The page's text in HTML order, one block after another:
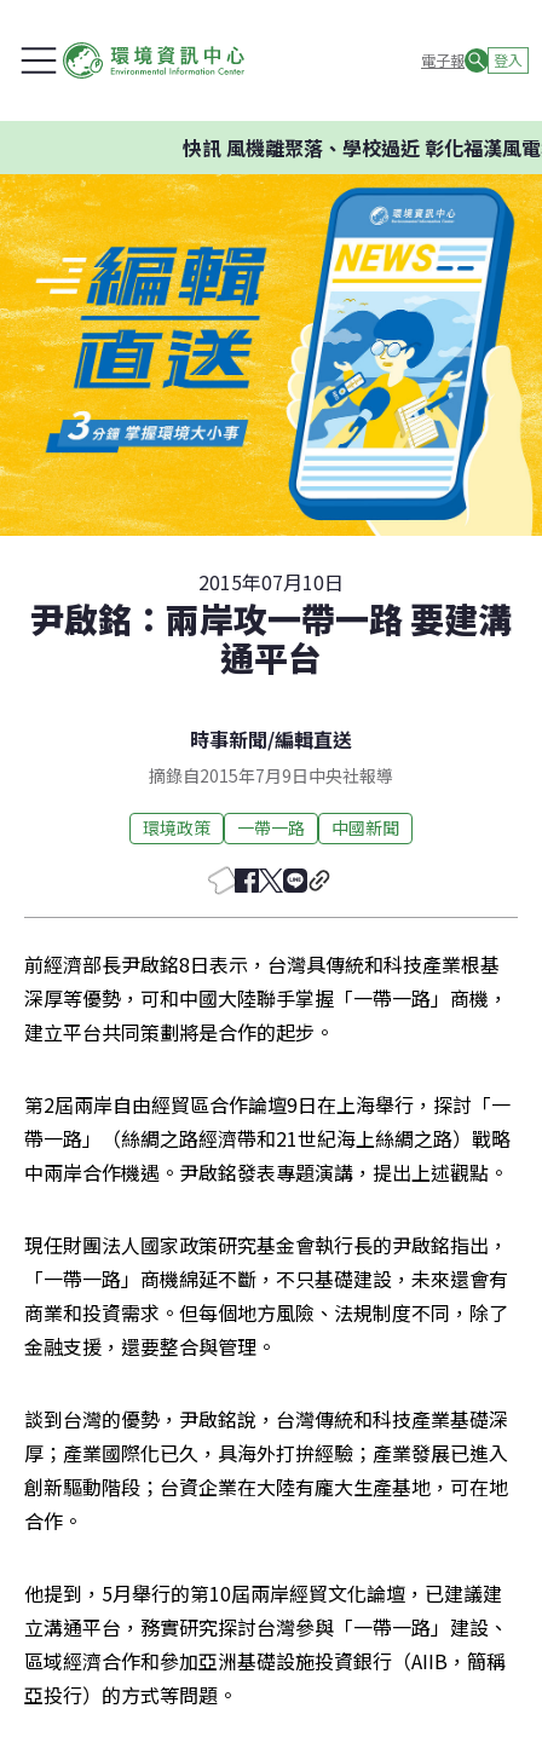
電子報 登入
快訊風機離聚落、學校過近 彰化福漢風電
2015年07月10日
尹啟銘：兩岸攻一帶一路 要建溝
通平台
時事新聞/編輯直送
摘錄自2015年7月9日中央社報導
環境政策 一帶一路 中國新聞
前經濟部長尹啟銘8日表示，台灣具傳統和科技產業根基
深厚等優勢，可和中國大陸聯手掌握「一帶一路」商機，
建立平台共同策劃將是合作的起步。
第2屆兩岸自由經貿區合作論壇9日在上海舉行，探討「一
帶一路」（絲綢之路經濟帶和21世紀海上絲綢之路）戰略
中兩岸合作機遇。尹啟銘發表專題演講，提出上述觀點。
現任財團法人國家政策研究基金會執行長的尹啟銘指出，
「一帶一路」商機綿延不斷，不只基礎建設，未來還會有
商業和投資需求。但每個地方風險、法規制度不同，除了
金融支援，還要整合與管理。
談到台灣的優勢，尹啟銘說，台灣傳統和科技產業基礎深
厚；產業國際化已久，具海外打拚經驗；產業發展已進入
創新驅動階段；台資企業在大陸有龐大生產基地，可在地
合作。
他提到，5月舉行的第10屆兩岸經貿文化論壇，已建議建
立溝通平台，務實研究探討台灣參與「一帶一路」建設、
區域經濟合作和參加亞洲基礎設施投資銀行（AIIB，簡稱
亞投行）的方式等問題。